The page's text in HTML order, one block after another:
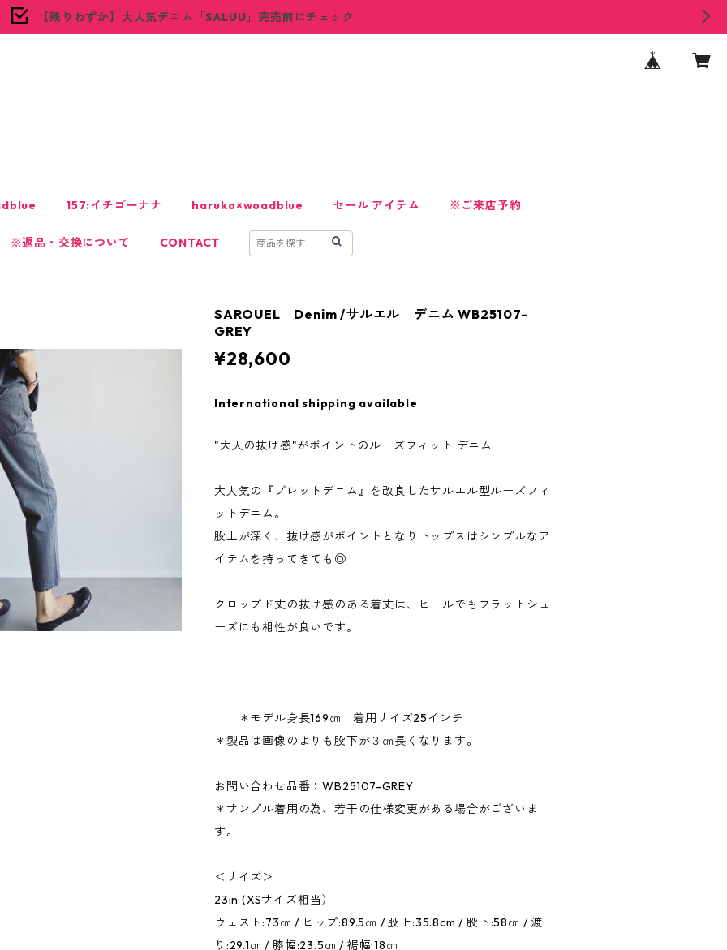
【残りわずか】大人気デニム「SALUU」完売前にチェック
157:イチゴーナナ haruko×woadblue セール アイテム ※ご来店予約
※返品・交換について CONTACT
SAROUEL Denim /サルエル デニム WB25107-
GREY
¥28,600
International shipping available
"大人の抜け感"がポイントのルーズフィット デニム
大人気の『ブレットデニム』を改良したサルエル型ルーズフィ
ットデニム。
股上が深く、抜け感がポイントとなりトップスはシンプルなア
イテムを持ってきても◎
クロップド丈の抜け感のある着丈は、ヒールでもフラットシュ
ーズにも相性が良いです。
＊モデル身長169㎝ 着用サイズ25インチ
＊製品は画像のよりも股下が３㎝長くなります。
お問い合わせ品番：WB25107-GREY
＊サンプル着用の為、若干の仕様変更がある場合がございま
す。
＜サイズ＞
23in (XSサイズ相当）
ウェスト:73㎝ / ヒップ:89.5㎝ / 股上:35.8cm / 股下:58㎝ / 渡
り:29.1㎝ / 膝幅:23.5㎝ / 裾幅:18㎝